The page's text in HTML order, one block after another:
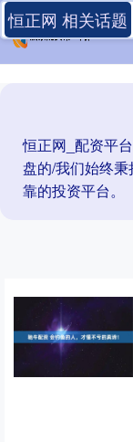
恒正网_配资平
盘的/我们始终
靠的投资平台。
恒正网 相关话题